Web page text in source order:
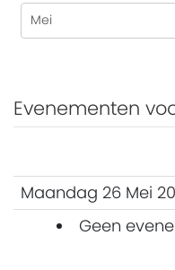
Evenementen
Maandag 26 Mei
Geen